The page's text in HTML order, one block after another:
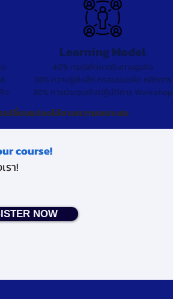
จ
Learning Model
40% กรณีศึกษาจริงทางธุรกิจ
30% ความรู้เชิงลึก กรอบแนวคิด หลักการ
30% การประชุมเชิงปฏิบัติการ Workshop
ปลี่ยนแปลงได้ตามความเหมาะสม
course!
รา!
NOW